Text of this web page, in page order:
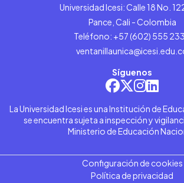
Universidad Icesi: Calle 18 No.
Pance, Cali - Colombia
Teléfono: +57 (602) 555
Síguenos
La Universidad Icesi es una Institución de
se encuentra sujeta a inspección y
Ministerio de Educación
Configuración de cookies
Política de privacidad